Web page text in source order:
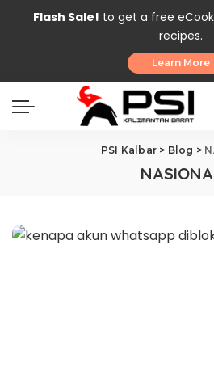
Flash Sale! to get a free
recipes.
Learn More
PSI Kalbar > Blog >